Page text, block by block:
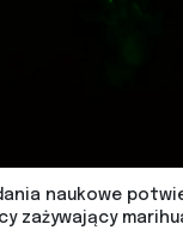
naukowe
zażywający